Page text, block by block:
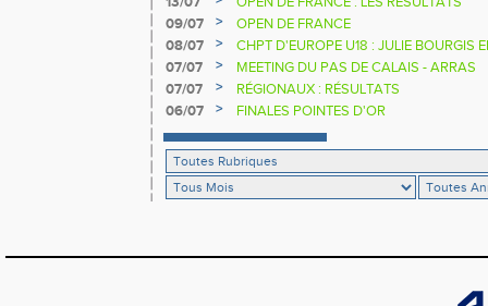
09/07
>
OPEN DE FRANCE
08/07
>
CHPT D'EUROPE U18 : JULIE BOURGIS
07/07
>
MEETING DU PAS DE CALAIS - ARRAS
07/07
>
RÉGIONAUX : RÉSULTATS
06/07
> FINALES POINTES D'OR